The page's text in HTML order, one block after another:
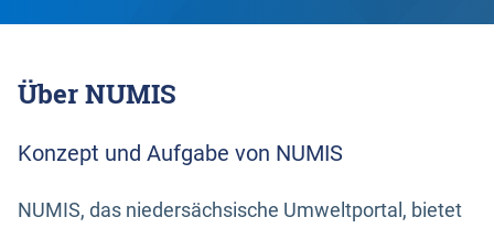
Über NUMIS
Konzept und Aufgabe von NUMIS
NUMIS, das niedersächsische Umweltportal, bietet